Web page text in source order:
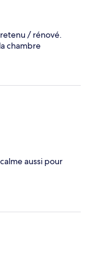
/ rénové.
chambre
aussi pour